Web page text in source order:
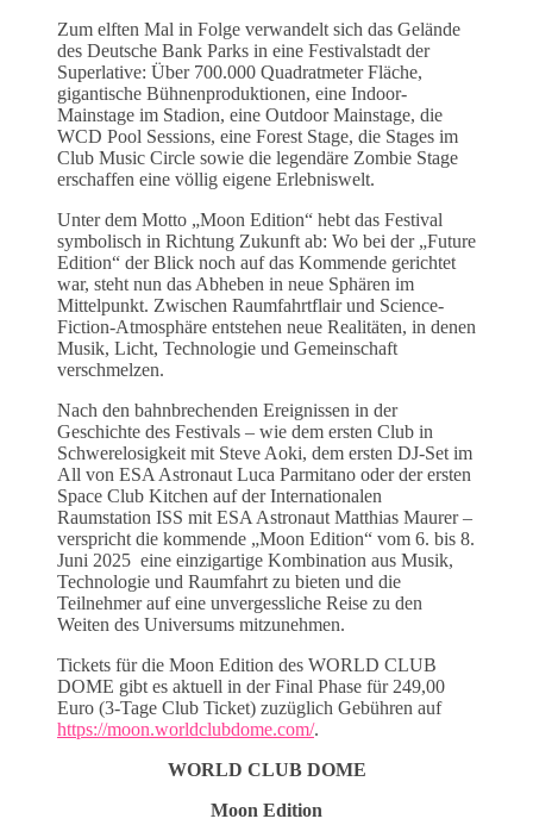
Zum elften Mal in Folge verwandelt sich das Gelände
des Deutsche Bank Parks in eine Festivalstadt der
Superlative: Über 700.000 Quadratmeter Fläche,
gigantische Bühnenproduktionen, eine Indoor-
Mainstage im Stadion, eine Outdoor Mainstage, die
WCD Pool Sessions, eine Forest Stage, die Stages im
Club Music Circle sowie die legendäre Zombie Stage
erschaffen eine völlig eigene Erlebniswelt.
Unter dem Motto „Moon Edition“ hebt das Festival
symbolisch in Richtung Zukunft ab: Wo bei der „Future
Edition“ der Blick noch auf das Kommende gerichtet
war, steht nun das Abheben in neue Sphären im
Mittelpunkt. Zwischen Raumfahrtflair und Science-
Fiction-Atmosphäre entstehen neue Realitäten, in denen
Musik, Licht, Technologie und Gemeinschaft
verschmelzen.
Nach den bahnbrechenden Ereignissen in der
Geschichte des Festivals – wie dem ersten Club in
Schwerelosigkeit mit Steve Aoki, dem ersten DJ-Set im
All von ESA Astronaut Luca Parmitano oder der ersten
Space Club Kitchen auf der Internationalen
Raumstation ISS mit ESA Astronaut Matthias Maurer –
verspricht die kommende „Moon Edition“ vom 6. bis 8.
Juni 2025 eine einzigartige Kombination aus Musik,
Technologie und Raumfahrt zu bieten und die
Teilnehmer auf eine unvergessliche Reise zu den
Weiten des Universums mitzunehmen.
Tickets für die Moon Edition des WORLD CLUB
DOME gibt es aktuell in der Final Phase für 249,00
Euro (3-Tage Club Ticket) zuzüglich Gebühren auf
https://moon.worldclubdome.com/.
WORLD CLUB DOME
Moon Edition